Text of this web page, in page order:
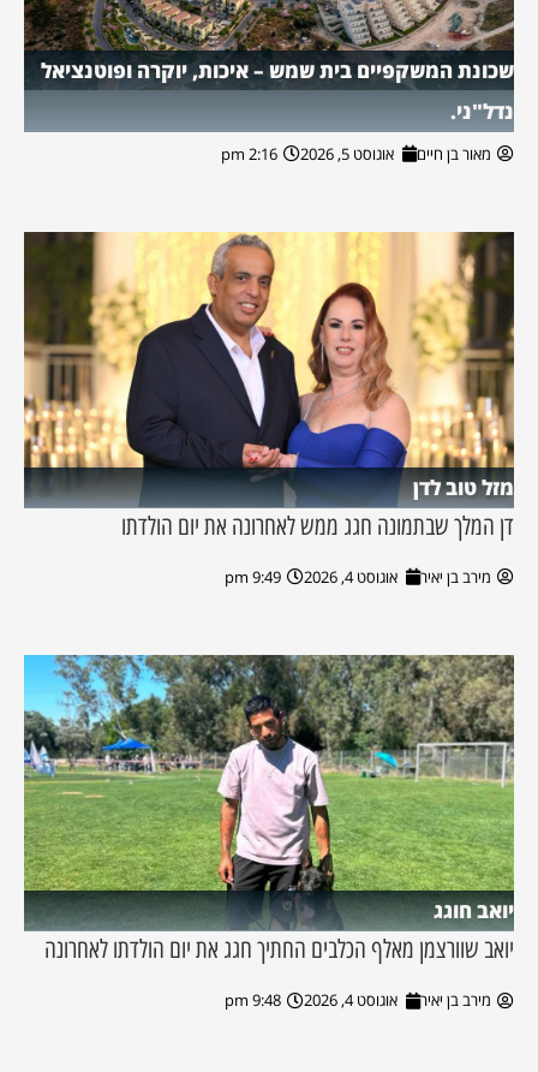
שכונת המשקפיים בית שמש – איכות, יוקרה ופוטנציאל
נדל"ני.
מאור בן חיים אוגוסט 5, 2026 2:16 pm
מזל טוב לדן
דן המלך שבתמונה חגג ממש לאחרונה את יום הולדתו
מירב בן יאיר אוגוסט 4, 2026 9:49 pm
יואב חוגג
יואב שוורצמן מאלף הכלבים החתיך חגג את יום הולדתו לאחרונה
מירב בן יאיר אוגוסט 4, 2026 9:48 pm